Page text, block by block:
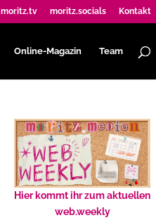
moritz.tv moritz.socials Kontakt
Online-Magazin Team
Hier kommt ihr zum aktuellen
web.weekly